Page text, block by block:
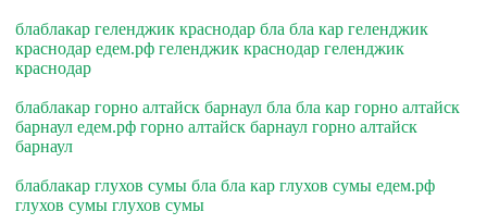
блаблакар геленджик краснодар бла бла кар геленджик
краснодар едем.рф геленджик краснодар геленджик
краснодар
блаблакар горно алтайск барнаул бла бла кар горно алтайск
барнаул едем.рф горно алтайск барнаул горно алтайск
барнаул
блаблакар глухов сумы бла бла кар глухов сумы едем.рф
глухов сумы глухов сумы